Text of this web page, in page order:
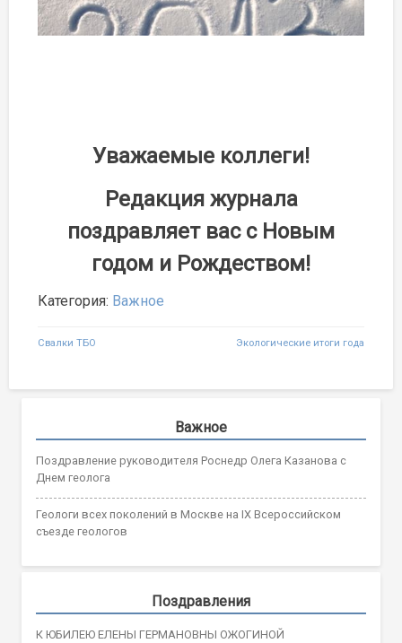
Уважаемые коллеги!
Редакция журнала
поздравляет вас с Новым
годом и Рождеством!
Категория: Важное
Навигация
записям
Свалки ТБО Экологические итоги года
Важное
Поздравление руководителя Роснедр Олега Казанова с
Днем геолога
Геологи всех поколений в Москве на IX Всероссийском
съезде геологов
Поздравления
К ЮБИЛЕЮ ЕЛЕНЫ ГЕРМАНОВНЫ ОЖОГИНОЙ